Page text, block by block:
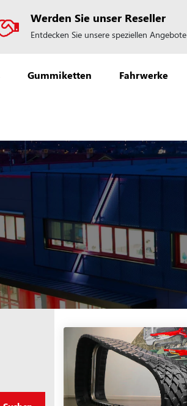
Werden Sie unser Reseller
Entdecken Sie unsere speziellen Angebote
Gummiketten Fahrwerke